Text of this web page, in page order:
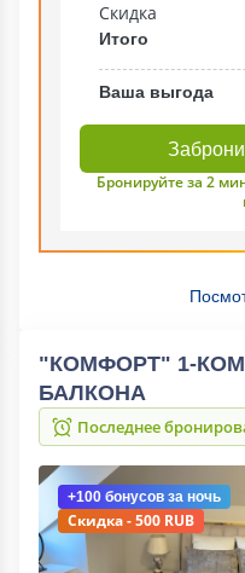
Скидка
Итого
Ваша выгода
Бронируйте за 2
"КОМФОРТ" 1-
БАЛКОНА
Последнее
+100 бонусов за ночь
Скидка - 500 RUB